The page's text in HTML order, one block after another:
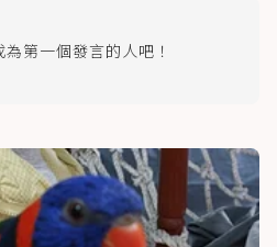
第一個發言的人吧！